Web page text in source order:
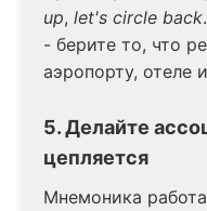
up, let's circle back
- берите то, что
аэропорту, отеле
5. Делайте
цепляется
Мнемоника